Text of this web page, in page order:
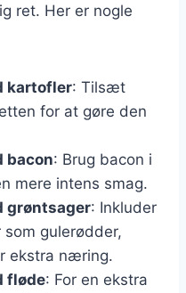
ret. Her er nogle
kartofler: Tilsæt
for at gøre den
bacon: Brug bacon i
mere intens smag.
grøntsager: Inkluder
gulerødder,
ekstra næring.
fløde: For en ekstra